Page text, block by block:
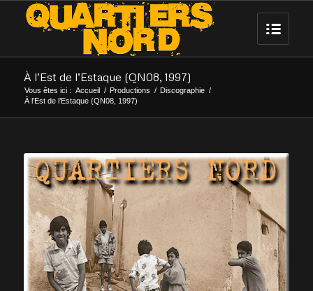
À l’Est de l’Estaque (QN08, 1997)
Vous êtes ici : Accueil / Productions / Discographie /
À l’Est de l’Estaque (QN08, 1997)